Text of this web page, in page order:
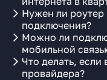
Нужен ли роутер
подключения?
Можно ли
мобильной
Что делать,
провайдера?